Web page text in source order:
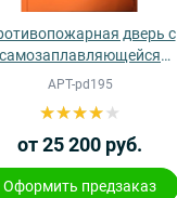
дверь с
самозаплавляющейся
вентиляцией
АРТ-pd195
от 25 200 руб.
Оформить предзаказ